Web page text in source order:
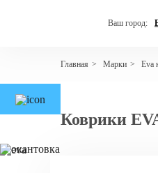
Ваш город:
Главная > Марки > Eva
Коврики